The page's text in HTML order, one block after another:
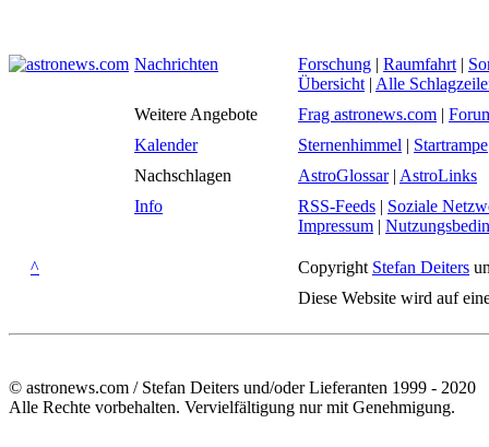
Nachrichten Forschung | Raumfahrt |
Übersicht | Alle
Weitere Angebote
Frag astronews.com |
Kalender
Sternenhimmel | Startrampe
Nachschlagen
AstroGlossar| AstroLinks
Info
RSS-Feeds | Soziale
Impressum |
^ Copyright Stefan Deiters
Diese Website wird auf
© astronews.com / Stefan Deiters und/oder Lieferanten 1999 - 2020
Alle Rechte vorbehalten. Vervielfältigung nur mit Genehmigung.